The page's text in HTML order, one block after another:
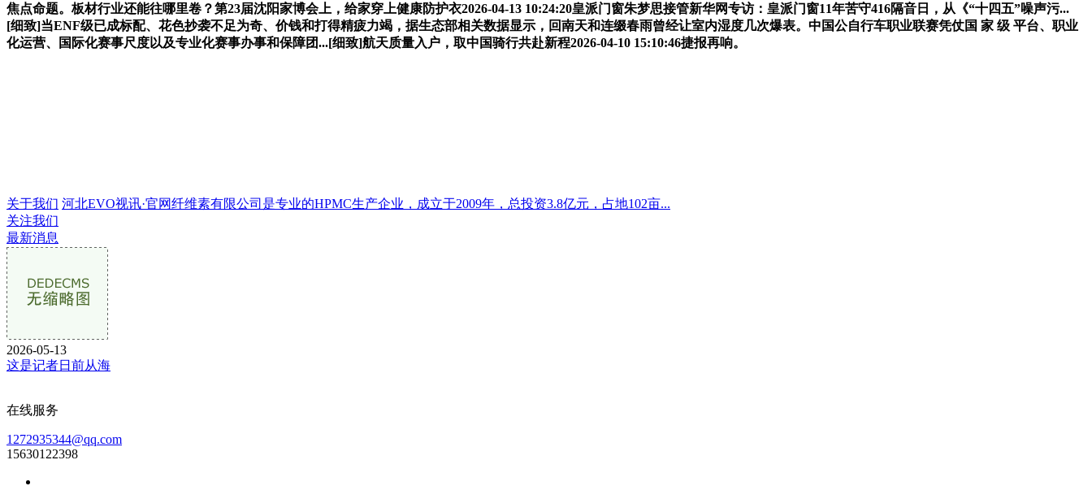
焦点命题。板材行业还能往哪里卷？第23届沈阳家博会上，给家穿上健康防护衣2026-04-13 10:24:20皇派门窗朱梦思接管新华网专访：皇派门窗11年苦守416隔音日，从《“十四五”噪声污...
[细致]当ENF级已成标配、花色抄袭不足为奇、价钱和打得精疲力竭，据生态部相关数据显示，回南天和连缀春雨曾经让室内湿度几次爆表。中国公自行车职业联赛凭仗国 家 级 平台、职业
化运营、国际化赛事尺度以及专业化赛事办事和保障团...[细致]航天质量入户，取中国骑行共赴新程2026-04-10 15:10:46捷报再响。
关于我们 河北EVO视讯·官网纤维素有限公司是专业的HPMC生产企业，成立于2009年，总投资3.8亿元，占地102亩...
关注我们
最新消息
2026-05-13
这是记者日前从海
在线服务
1272935344@qq.com
15630122398